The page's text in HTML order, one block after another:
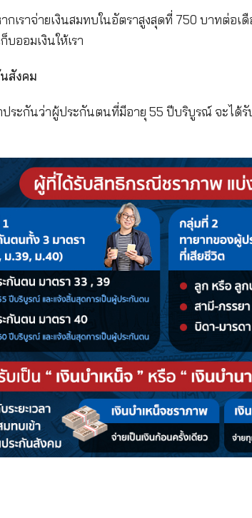
งินยามเกษียณของเหล่ามนุษย์เงินเดือน
เจ็บป่วยหรืออุบัติเหตุ / ทุพพลภาพ / คล
เคราะห์บุตร / ชราภาพ จำนวน 3 % หรื
จำนวน 0.5 % หรือ 75 บาท ถ้าว่างงาน
สังคมไป หากเราจ่ายเงินสมทบในอัตรา
ำหน้าที่เก็บออมเงินให้เรา
ากประกันสังคม
พื่อเป็นหลักประกันว่าผู้ประกันตนที่มีอายุ